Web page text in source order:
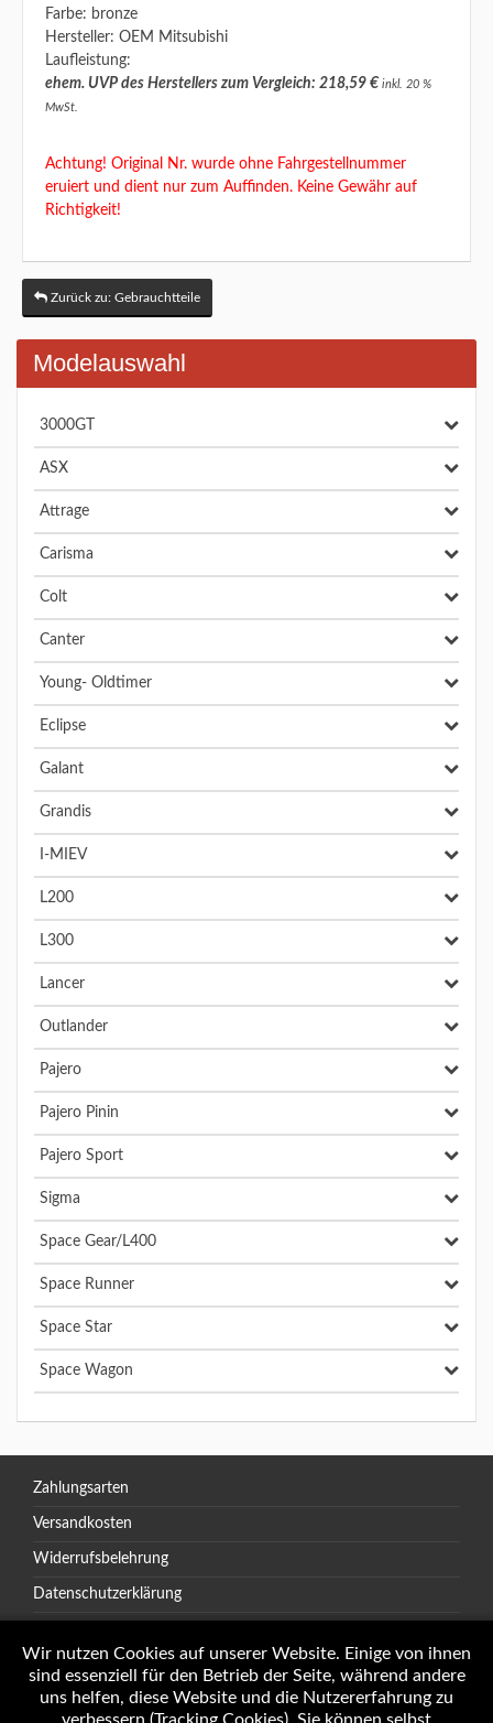
Farbe: bronze
Hersteller: OEM Mitsubishi
Laufleistung:
ehem. UVP des Herstellers zum Vergleich: 218,59 € inkl. 20 %
MwSt.
Achtung! Original Nr. wurde ohne Fahrgestellnummer
eruiert und dient nur zum Auffinden. Keine Gewähr auf
Richtigkeit!
Zurück zu: Gebrauchtteile
Modelauswahl
3000GT
ASX
Attrage
Carisma
Colt
Canter
Young- Oldtimer
Eclipse
Galant
Grandis
I-MIEV
L200
L300
Lancer
Outlander
Pajero
Pajero Pinin
Pajero Sport
Sigma
Space Gear/L400
Space Runner
Space Star
Space Wagon
Zahlungsarten
Versandkosten
Widerrufsbelehrung
Datenschutzerklärung
Wir nutzen Cookies auf unserer Website. Einige von ihnen
sind essenziell für den Betrieb der Seite, während andere
uns helfen, diese Website und die Nutzererfahrung zu